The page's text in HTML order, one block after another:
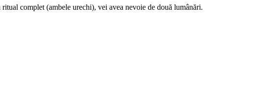
complet (ambele urechi), vei avea nevoie de două lumânări.